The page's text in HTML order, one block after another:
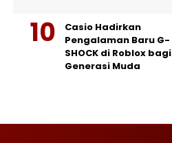
Casio Hadirkan
Pengalaman Baru G-
SHOCK di Roblox bagi
Generasi Muda